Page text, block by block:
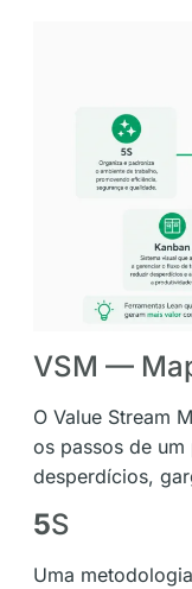
VSM —
O Value Stream
os passos de
desperdícios,
5S
Uma